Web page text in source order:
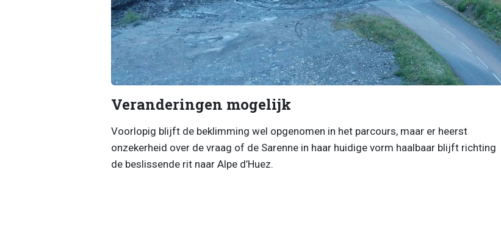
Veranderingen mogelijk
Voorlopig blijft de beklimming wel opgenomen in het parcours, maar er heerst
onzekerheid over de vraag of de Sarenne in haar huidige vorm haalbaar blijft richting
de beslissende rit naar Alpe d’Huez.